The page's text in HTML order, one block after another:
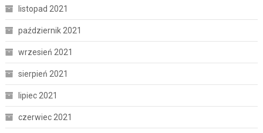
listopad 2021
październik 2021
wrzesień 2021
sierpień 2021
lipiec 2021
czerwiec 2021